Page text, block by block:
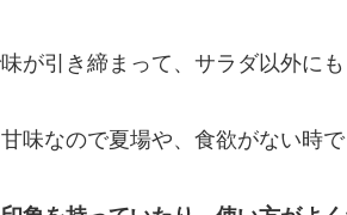
が引き締まって、サラダ以外にも
味なので夏場や、食欲がない時